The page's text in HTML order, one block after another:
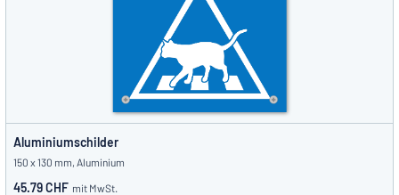
Aluminiumschilder
150 x 130 mm, Aluminium
45.79 CHF mit MwSt.